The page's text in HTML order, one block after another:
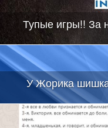
Тупые игры!! За
У Жорика шишка